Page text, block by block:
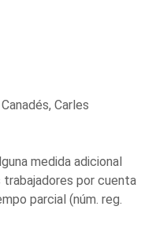
Carles
medida adicional
por cuenta
parcial (núm. reg.